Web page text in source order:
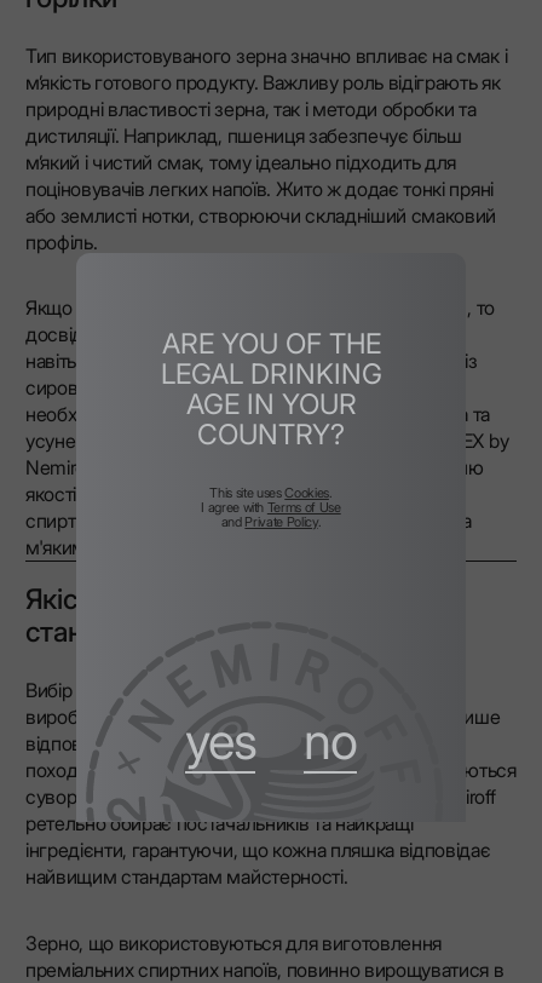
ARE YOU OF THE
LEGAL DRINKING
AGE IN YOUR
COUNTRY?
This site usesCookies.
I agree with Terms of Use
and Private Policy.
yes no
Тип використовуваного зерна значно впливає на смак і
м’якість готового продукту. Важливу роль відіграють як
природні властивості зерна, так і методи обробки та
дистиляції. Наприклад, пшениця забезпечує більш
м’який і чистий смак, тому ідеально підходить для
поціновувачів легких напоїв. Жито ж додає тонкі пряні
або землисті нотки, створюючи складніший смаковий
профіль.
Якщо вам цікаво, як зерно впливає на смак горілки, то
досвідчені гурмани часто помічають ці відмінності
навіть неозброєним оком. У напоях, виготовлених із
сировини, ретельна ферментація та дистиляція є
необхідними для збереження характеристик зерна та
усунення небажаних домішок. У випадку горілки LEX by
Nemiroff Ultra-Premium Vodka така увага до контролю
якості дозволяє отримати надзвичайно чистий
спиртний напій із мінімальною кількістю домішок та
м'яким, збалансованим смаком.
Якісне зерно: походження та
стандарти
Вибір сировини є одним із найважливіших етапів у
виробництві елітного алкоголю. Вона повинна не лише
відповідати найвищим стандартам якості, але й
походити від надійних постачальників, які дотримуються
суворих сільськогосподарських норм. LEX by Nemiroff
ретельно обирає постачальників та найкращі
інгредієнти, гарантуючи, що кожна пляшка відповідає
найвищим стандартам майстерності.
Зерно, що використовуються для виготовлення
преміальних спиртних напоїв, повинно вирощуватися в